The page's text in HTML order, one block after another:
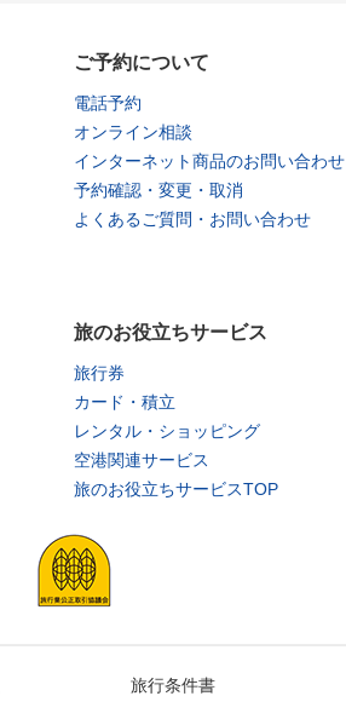
ご予約について
電話予約
オンライン相談
インターネット商品のお問い合わせ
予約確認・変更・取消
よくあるご質問・お問い合わせ
旅のお役立ちサービス
旅行券
カード・積立
レンタル・ショッピング
空港関連サービス
旅のお役立ちサービスTOP
旅行条件書